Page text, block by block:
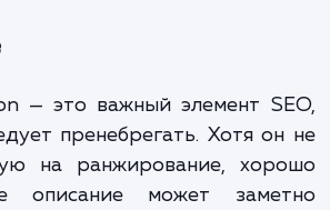
и оптимизировать
сайте. Вы можете
в поисковой
изменения.